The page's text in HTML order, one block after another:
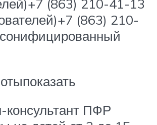
(863) 210-41-13
(863) 210-
консультант ПФР